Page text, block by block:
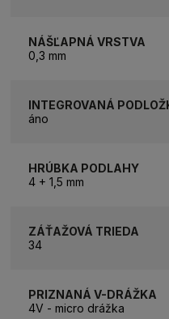
NÁŠĽAPNÁ VRSTVA
0,3 mm
INTEGROVANÁ
áno
HRÚBKA PODLAHY
4 + 1,5 mm
ZÁŤAŽOVÁ TRIEDA
34
PRIZNANÁ V-DRÁŽKA
4V - micro drážka